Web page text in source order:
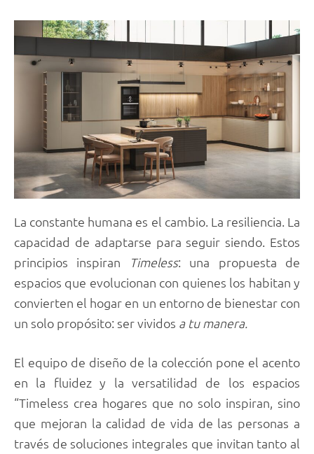
La constante humana es el cambio. La resiliencia. La
capacidad de adaptarse para seguir siendo. Estos
principios inspiran
Timeless: una propuesta de
espacios que evolucionan con quienes los habitan y
convierten el hogar en un entorno de bienestar con
un solo propósito: ser vividos a tu manera.
El equipo de diseño de la colección pone el acento
en la fluidez y la versatilidad de los espacios
“Timeless crea hogares que no solo inspiran, sino
que mejoran la calidad de vida de las personas a
través de soluciones integrales que invitan tanto al